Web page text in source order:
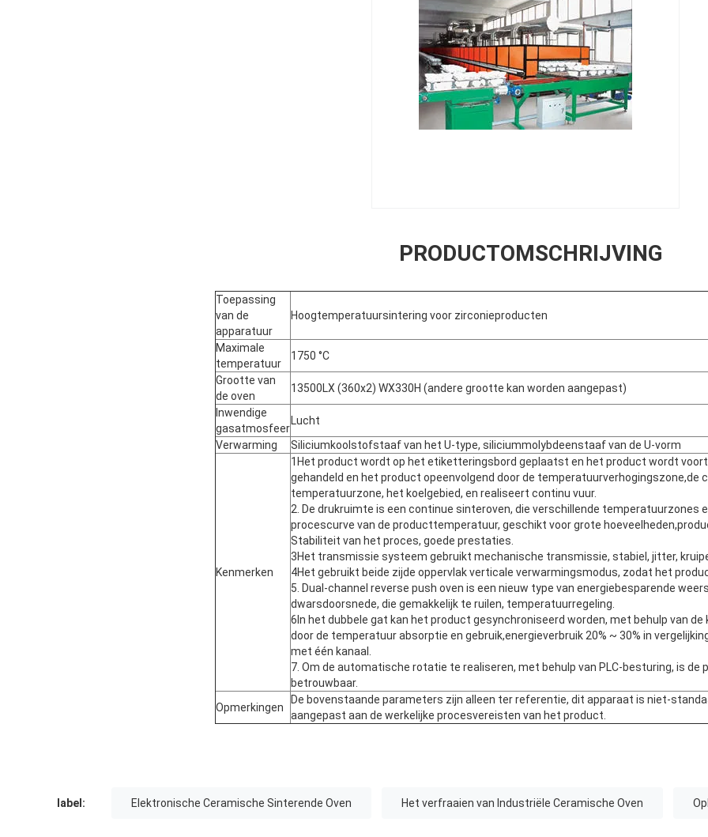
PRODUCTOMSCHRIJVING
Toepassing
van de
apparatuur
Hoogtemperatuursintering voor zirconieproducten
Maximale
temperatuur
1750 °C
Grootte van
de oven
13500LX (360x2) WX330H (andere grootte kan worden aangepast)
Inwendige
gasatmosfeer
Lucht
Verwarming
Siliciumkoolstofstaaf van het U-type, siliciummolybdeenstaaf van de U-vorm
Kenmerken
1Het product wordt op het etiketteringsbord geplaatst en het product wordt
gehandeld en het product opeenvolgend door de temperatuurverhogingszone,de
temperatuurzone, het koelgebied, en realiseert continu vuur.
2. De drukruimte is een continue sinteroven, die verschillende temperatuurzones
procescurve van de producttemperatuur, geschikt voor grote
Stabiliteit van het proces, goede prestaties.
3Het transmissie systeem gebruikt mechanische transmissie, stabiel, jitter,
4Het gebruikt beide zijde oppervlak verticale verwarmingsmodus, zodat het
5. Dual-channel reverse push oven is een nieuw type van energiebesparende
dwarsdoorsnede, die gemakkelijk te ruilen, temperatuurregeling.
6In het dubbele gat kan het product gesynchroniseerd worden, met behulp van
door de temperatuur absorptie en gebruik,energieverbruik 20% ~ 30% in
met één kanaal.
7. Om de automatische rotatie te realiseren, met behulp van PLC-besturing, is de
betrouwbaar.
Opmerkingen
De bovenstaande parameters zijn alleen ter referentie, dit apparaat is niet-
aangepast aan de werkelijke procesvereisten van het product.
label: Elektronische Ceramische Sinterende Oven Het verfraaien van Industriële Ceramische Oven